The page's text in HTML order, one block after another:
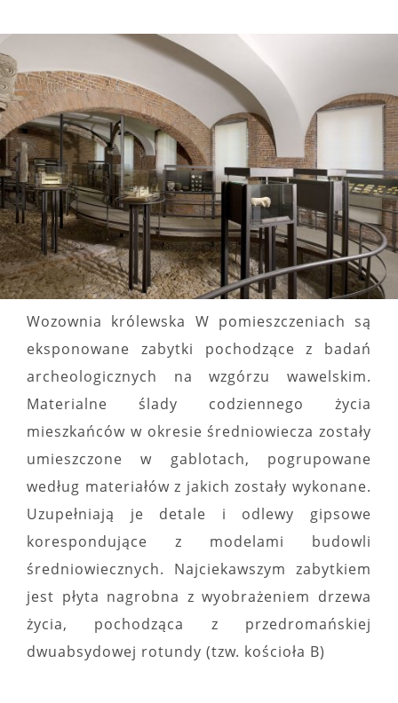
Wozownia królewska W pomieszczeniach są
eksponowane zabytki pochodzące z badań
archeologicznych na wzgórzu wawelskim.
Materialne ślady codziennego życia
mieszkańców w okresie średniowiecza zostały
umieszczone w gablotach, pogrupowane
według materiałów z jakich zostały wykonane.
Uzupełniają je detale i odlewy gipsowe
korespondujące z modelami budowli
średniowiecznych. Najciekawszym zabytkiem
jest płyta nagrobna z wyobrażeniem drzewa
życia, pochodząca z przedromańskiej
dwuabsydowej rotundy (tzw. kościoła B)